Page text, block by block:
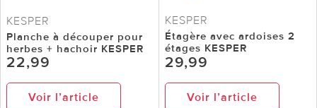
KESPER
Planche à découper pour
herbes + hachoir KESPER
22,99
Voir l’article
KESPER
Étagère avec ardoises 2
étages KESPER
29,99
Voir l’article